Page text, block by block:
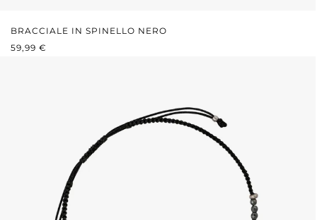
BRACCIALE IN SPINELLO NERO
PREZZO NORMALE:
59,99 €